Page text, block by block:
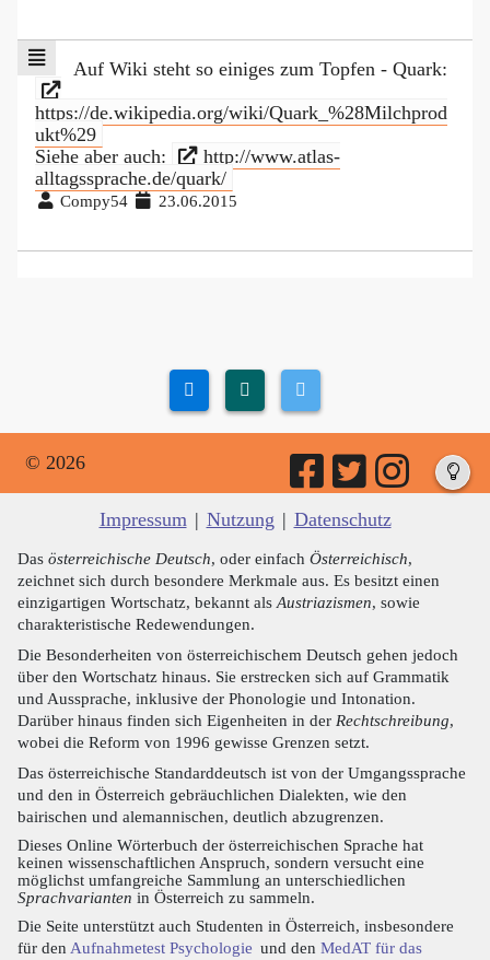
Auf Wiki steht so einiges zum Topfen - Quark:
https://de.wikipedia.org/wiki/Quark_%28Milchprod
ukt%29
Siehe aber auch:
http://www.atlas-
alltagssprache.de/quark/
Compy54 23.06.2015
© 2026
Impressum | Nutzung | Datenschutz
Das österreichische Deutsch, oder einfach Österreichisch,
zeichnet sich durch besondere Merkmale aus. Es besitzt einen
einzigartigen Wortschatz, bekannt als Austriazismen, sowie
charakteristische Redewendungen.
Die Besonderheiten von österreichischem Deutsch gehen jedoch
über den Wortschatz hinaus. Sie erstrecken sich auf Grammatik
und Aussprache, inklusive der Phonologie und Intonation.
Darüber hinaus finden sich Eigenheiten in der Rechtschreibung,
wobei die Reform von 1996 gewisse Grenzen setzt.
Das österreichische Standarddeutsch ist von der Umgangssprache
und den in Österreich gebräuchlichen Dialekten, wie den
bairischen und alemannischen, deutlich abzugrenzen.
Dieses Online Wörterbuch der österreichischen Sprache hat
keinen wissenschaftlichen Anspruch, sondern versucht eine
möglichst umfangreiche Sammlung an unterschiedlichen
Sprachvarianten in Österreich zu sammeln.
Die Seite unterstützt auch Studenten in Österreich, insbesondere
für den Aufnahmetest Psychologie und den MedAT für das